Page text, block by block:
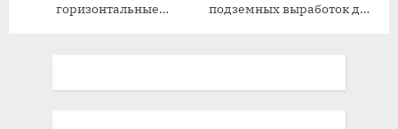
горизонтальные
подземных выработок для